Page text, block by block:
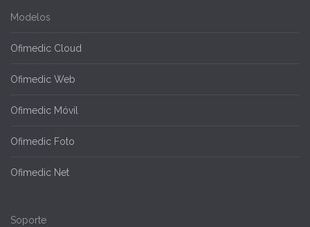
Modelos
Ofimedic Cloud
Ofimedic Web
Ofimedic Móvil
Ofimedic Foto
Ofimedic Net
Soporte